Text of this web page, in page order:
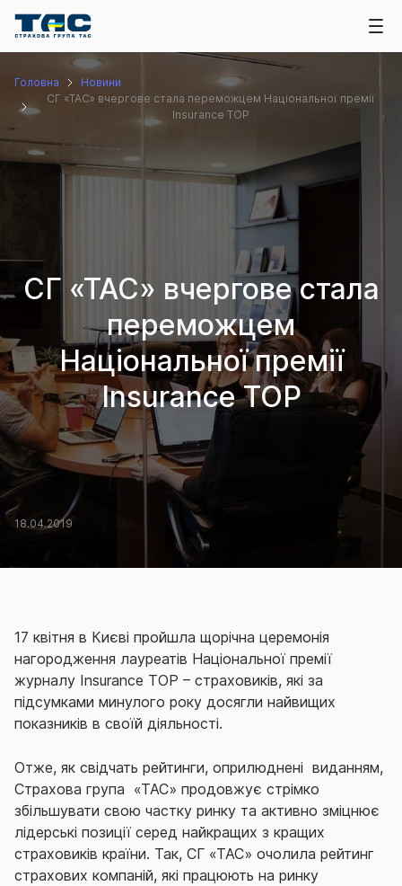
Головна
Новини
СГ «ТАС» вчергове стала переможцем Національної премії
Insurance TOP
СГ «ТАС» вчергове стала
переможцем
Національної премії
Insurance TOP
18.04.2019
17 квітня в Києві пройшла щорічна церемонія
нагородження лауреатів Національної премії
журналу Insurance TOP – страховиків, які за
підсумками минулого року досягли найвищих
показників в своїй діяльності.
Отже, як свідчать рейтинги, оприлюднені виданням,
Страхова група «ТАС» продовжує стрімко
збільшувати свою частку ринку та активно зміцнює
лідерські позиції серед найкращих з кращих
страховиків країни. Так, СГ «ТАС» очолила рейтинг
страхових компаній, які працюють на ринку